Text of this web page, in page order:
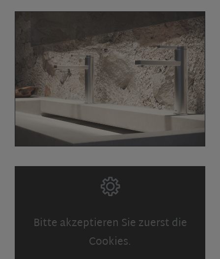
Bitte akzeptieren Sie zuerst die
Cookies.